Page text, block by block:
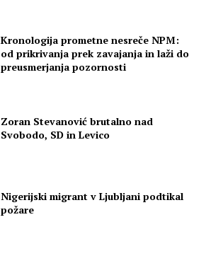
Kronologija prometne nesreče NPM:
od prikrivanja prek zavajanja in laži do
preusmerjanja pozornosti
Zoran Stevanović brutalno nad
Svobodo, SD in Levico
Nigerijski migrant v Ljubljani podtikal
požare